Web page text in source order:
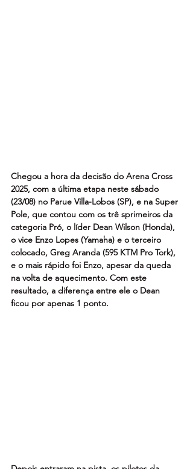
Chegou a hora da decisão do Arena Cross
2025, com a última etapa neste sábado
(23/08) no Parue Villa-Lobos (SP), e na Super
Pole, que contou com os trê sprimeiros da
categoria Pró, o líder Dean Wilson (Honda),
o vice Enzo Lopes (Yamaha) e o terceiro
colocado, Greg Aranda (595 KTM Pro Tork),
e o mais rápido foi Enzo, apesar da queda
na volta de aquecimento. Com este
resultado, a diferença entre ele o Dean
ficou por apenas 1 ponto.